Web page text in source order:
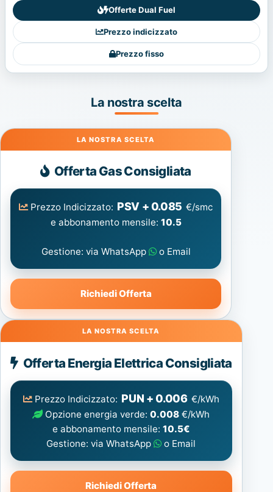
Offerte Dual Fuel
Prezzo indicizzato
Prezzo fisso
La nostra scelta
Gas
Offerta Gas Consigliata
Prezzo Indicizzato: PSV + 0.085 €/smc
e abbonamento mensile: 10.5
Gestione: via WhatsApp o Email
Richiedi Offerta
Energia
Elettrica
consigliata
Offerta Energia Elettrica Consigliata
Prezzo Indicizzato: PUN + 0.006 €/kWh
Opzione energia verde:0.008 €/kWh
e abbonamento mensile: 10.5€
Gestione: via WhatsApp
o Email
Richiedi Offerta